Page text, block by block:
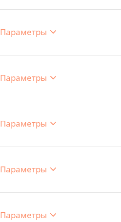
Параметры
Параметры
Параметры
Параметры
Параметры